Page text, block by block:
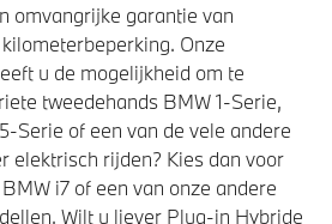
omvangrijke garantie van
Onze
u de mogelijkheid om te
tweedehands BMW 1-Serie,
Serie of een van de vele andere
elektrisch rijden? Kies dan voor
i7 of een van onze andere
Wilt u liever Plug-in Hybride